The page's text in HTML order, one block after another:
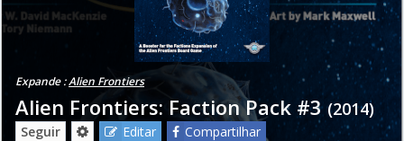
Expande :Alien Frontiers
Alien Frontiers: Faction Pack #3 (2014)
Seguir Editar
Compartilhar